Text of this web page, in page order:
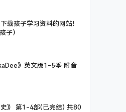
载孩子学习资料的网站！
子）
》英文版1-5季 附音
》 第1-4部(已完结) 共80